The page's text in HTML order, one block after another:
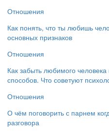
Отношения
Как понять, что ты любишь
основных признаков
Отношения
Как забыть любимого
способов. Что советуют
Отношения
О чём поговорить с парнем
разговора